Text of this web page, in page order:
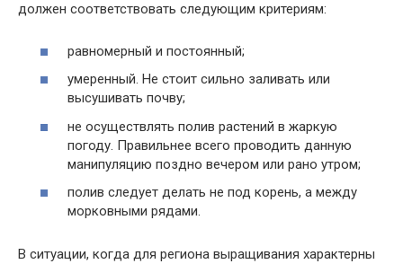
должен соответствовать следующим критериям:
равномерный и постоянный;
умеренный. Не стоит сильно заливать или
высушивать почву;
не осуществлять полив растений в жаркую
погоду. Правильнее всего проводить данную
манипуляцию поздно вечером или рано утром;
полив следует делать не под корень, а между
морковными рядами.
В ситуации, когда для региона выращивания характерны